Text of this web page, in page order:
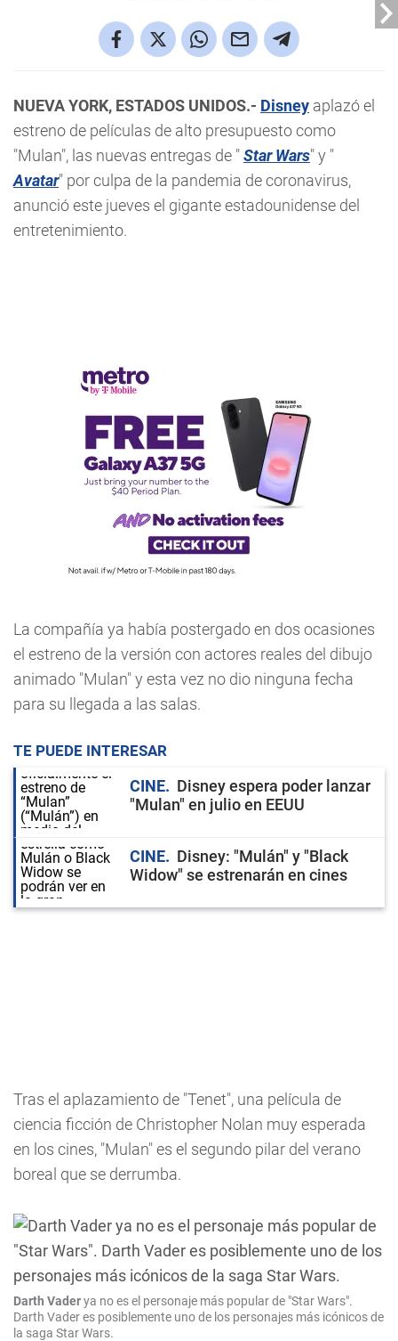
NUEVA YORK, ESTADOS UNIDOS.- Disney aplazó el
estreno de películas de alto presupuesto como
"Mulan", las nuevas entregas de "Star Wars" y "
Avatar" por culpa de la pandemia de coronavirus,
anunció este jueves el gigante estadounidense del
entretenimiento.
La compañía ya había postergado en dos ocasiones
el estreno de la versión con actores reales del dibujo
animado "Mulan" y esta vez no dio ninguna fecha
para su llegada a las salas.
TE PUEDE INTERESAR
CINE
Disney espera poder lanzar
"Mulan" en julio en EEUU
CINE
Disney: "Mulán" y "Black
Widow" se estrenarán en cines
Tras el aplazamiento de "Tenet", una película de
ciencia ficción de Christopher Nolan muy esperada
en los cines, "Mulan" es el segundo pilar del verano
boreal que se derrumba.
Darth Vaderya no es el personaje más popular de "Star Wars".
Darth Vader es posiblemente uno de los personajes más icónicos de
la saga Star Wars.